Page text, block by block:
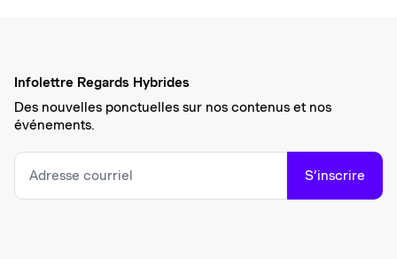
Infolettre Regards Hybrides
Des nouvelles ponctuelles sur nos contenus et nos
événements.
S’inscrire